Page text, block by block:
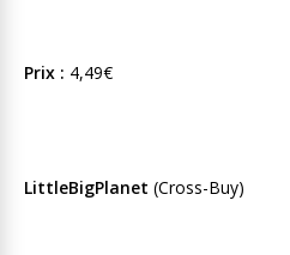
Prix : 4,49€
LittleBigPlanet (Cross-Buy)